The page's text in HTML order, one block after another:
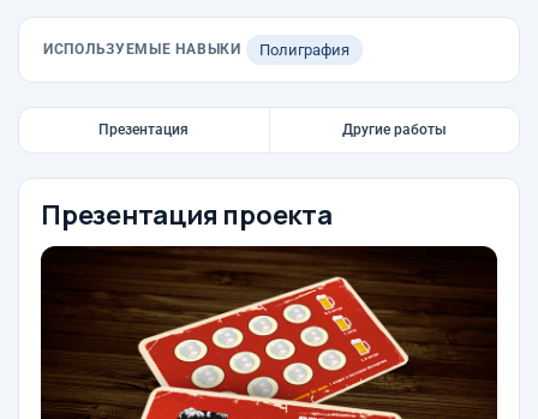
ИСПОЛЬЗУЕМЫЕ НАВЫКИ Полиграфия
Презентация Другие работы
Презентация проекта